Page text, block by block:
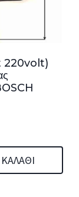
220volt)